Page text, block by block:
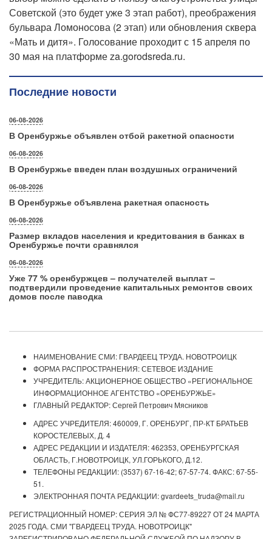
Советской (это будет уже 3 этап работ), преображения
бульвара Ломоносова (2 этап) или обновления сквера
«Мать и дитя». Голосование проходит с 15 апреля по
30 мая на платформе za.gorodsreda.ru.
Последние новости
06-08-2026
В Оренбуржье объявлен отбой ракетной опасности
06-08-2026
В Оренбуржье введен план воздушных ограничений
06-08-2026
В Оренбуржье объявлена ракетная опасность
06-08-2026
Размер вкладов населения и кредитования в банках в
Оренбуржье почти сравнялся
06-08-2026
Уже 77 % оренбуржцев – получателей выплат –
подтвердили проведение капитальных ремонтов своих
домов после паводка
НАИМЕНОВАНИЕ СМИ: ГВАРДЕЕЦ ТРУДА. НОВОТРОИЦК
ФОРМА РАСПРОСТРАНЕНИЯ: СЕТЕВОЕ ИЗДАНИЕ
УЧРЕДИТЕЛЬ: АКЦИОНЕРНОЕ ОБЩЕСТВО «РЕГИОНАЛЬНОЕ
ИНФОРМАЦИОННОЕ АГЕНТСТВО «ОРЕНБУРЖЬЕ»
ГЛАВНЫЙ РЕДАКТОР: Сергей Петрович Мясников
АДРЕС УЧРЕДИТЕЛЯ: 460009, Г. ОРЕНБУРГ, ПР-КТ БРАТЬЕВ
КОРОСТЕЛЕВЫХ, Д. 4
АДРЕС РЕДАКЦИИ И ИЗДАТЕЛЯ: 462353, ОРЕНБУРГСКАЯ
ОБЛАСТЬ, Г.НОВОТРОИЦК, УЛ.ГОРЬКОГО, Д.12.
ТЕЛЕФОНЫ РЕДАКЦИИ: (3537) 67-16-42; 67-57-74. ФАКС: 67-55-
51.
ЭЛЕКТРОННАЯ ПОЧТА РЕДАКЦИИ: gvardeets_truda@mail.ru
РЕГИСТРАЦИОННЫЙ НОМЕР: СЕРИЯ ЭЛ № ФС77-89227 ОТ 24 МАРТА
2025 ГОДА. СМИ "ГВАРДЕЕЦ ТРУДА. НОВОТРОИЦК"